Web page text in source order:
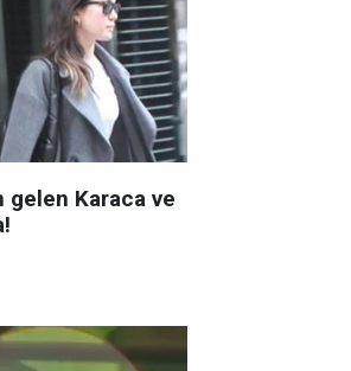
Karaca ve